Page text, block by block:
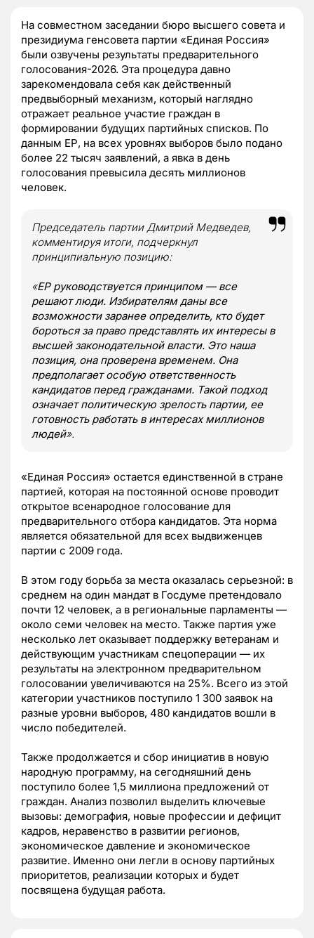
На совместном заседании бюро высшего совета и
президиума генсовета партии «Единая Россия»
были озвучены результаты предварительного
голосования-2026. Эта процедура давно
зарекомендовала себя как действенный
предвыборный механизм, который наглядно
отражает реальное участие граждан в
формировании будущих партийных списков. По
данным ЕР, на всех уровнях выборов было подано
более 22 тысяч заявлений, а явка в день
голосования превысила десять миллионов
человек.
Председатель партии Дмитрий Медведев,
комментируя итоги, подчеркнул
принципиальную позицию:
«ЕР руководствуется принципом — все
решают люди. Избирателям даны все
возможности заранее определить, кто будет
бороться за право представлять их интересы в
высшей законодательной власти. Это наша
позиция, она проверена временем. Она
предполагает особую ответственность
кандидатов перед гражданами. Такой подход
означает политическую зрелость партии, ее
готовность работать в интересах миллионов
людей».
«Единая Россия» остается единственной в стране
партией, которая на постоянной основе проводит
открытое всенародное голосование для
предварительного отбора кандидатов. Эта норма
является обязательной для всех выдвиженцев
партии с 2009 года.
В этом году борьба за места оказалась серьезной: в
среднем на один мандат в Госдуме претендовало
почти 12 человек, а в региональные парламенты —
около семи человек на место. Также партия уже
несколько лет оказывает поддержку ветеранам и
действующим участникам спецоперации — их
результаты на электронном предварительном
голосовании увеличиваются на 25%. Всего из этой
категории участников поступило 1 300 заявок на
разные уровни выборов, 480 кандидатов вошли в
число победителей.
Также продолжается и сбор инициатив в новую
народную программу, на сегодняшний день
поступило более 1,5 миллиона предложений от
граждан. Анализ позволил выделить ключевые
вызовы: демография, новые профессии и дефицит
кадров, неравенство в развитии регионов,
экономическое давление и экономическое
развитие. Именно они легли в основу партийных
приоритетов, реализации которых и будет
посвящена будущая работа.